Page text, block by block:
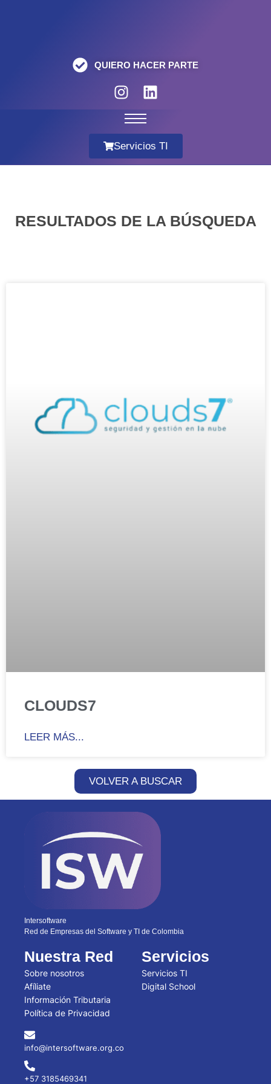
QUIERO HACER PARTE
Servicios TI
RESULTADOS DE LA BÚSQUEDA
CLOUDS7
LEER MÁS...
VOLVER A BUSCAR
Intersoftware
Red de Empresas del Software y TI de Colombia
Nuestra Red
Sobre nosotros
Afíliate
Información Tributaria
Política de Privacidad
Servicios
Servicios TI
Digital School
info@intersoftware.org.co
+57 3185469341